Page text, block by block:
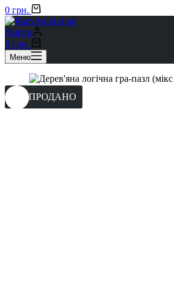
0 грн.
Увійти
0 грн.
Меню
РОЗПРОДАНО